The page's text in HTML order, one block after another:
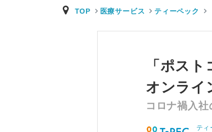
TOP 医療サービス ティーペック
「ポス
オンライ
コロナ禍入
ティ